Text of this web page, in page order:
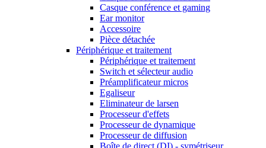
Casque conférence et gaming
Ear monitor
Accessoire
Pièce détachée
Périphérique et traitement
Périphérique et traitement
Switch et sélecteur audio
Préamplificateur micros
Egaliseur
Eliminateur de larsen
Processeur d'effets
Processeur de dynamique
Processeur de diffusion
Boîte de direct (DI) - symétriseur